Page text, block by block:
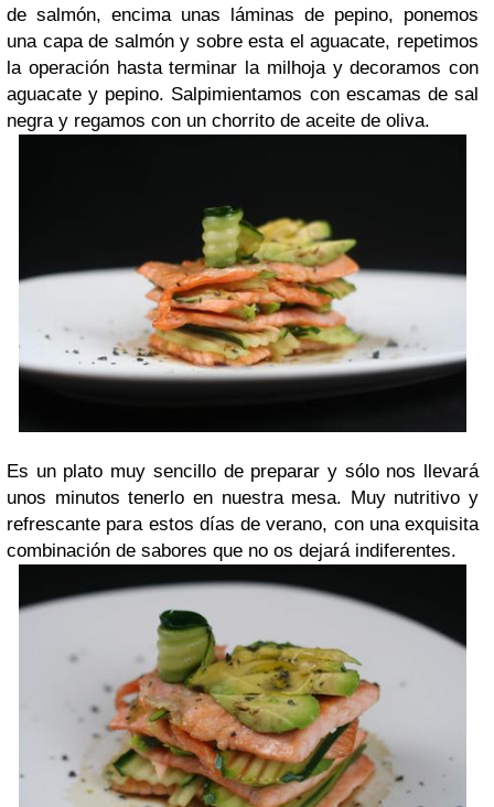
de salmón, encima unas láminas de pepino, ponemos
una capa de salmón y sobre esta el aguacate, repetimos
la operación hasta terminar la milhoja y decoramos con
aguacate y pepino. Salpimientamos con escamas de sal
negra y regamos con un chorrito de aceite de oliva.
Es un plato muy sencillo de preparar y sólo nos llevará
unos minutos tenerlo en nuestra mesa. Muy nutritivo y
refrescante para estos días de verano, con una exquisita
combinación de sabores que no os dejará indiferentes.